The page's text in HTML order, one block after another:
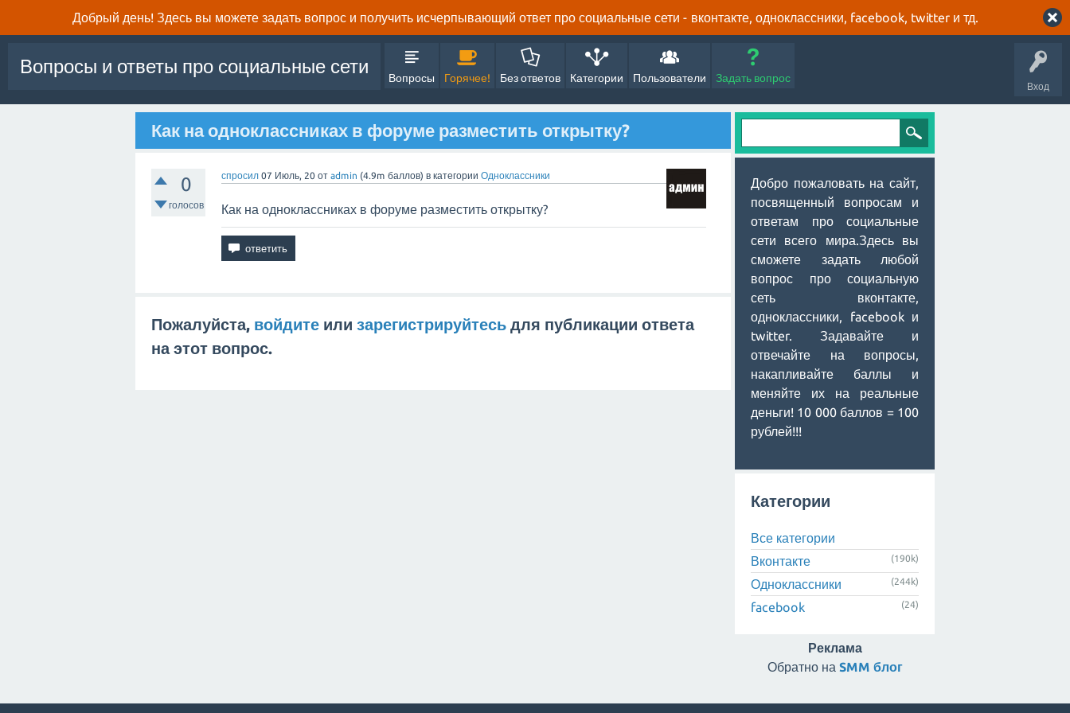
Добрый день! Здесь вы можете задать вопрос и получить исчерпывающий ответ про социальные сети - вконтакте, одноклассники, facebook, twitter и тд.
Вход
Вопросы и ответы про социальные сети
Вопросы Горячее! Без ответов Категории Пользователи Задать вопрос
Как на одноклассниках в форуме разместить открытку?
0
голосов
спросил 07 Июль, 20 от admin (4.9m баллов) в категории Одноклассники
Как на одноклассниках в форуме разместить открытку?
Пожалуйста, войдите или зарегистрируйтесь для публикации ответа
на этот вопрос.
Добро пожаловать на сайт,
посвященный вопросам и
ответам про социальные
сети всего мира.Здесь вы
сможете задать любой
вопрос про социальную
сеть вконтакте,
одноклассники, facebook и
twitter. Задавайте и
отвечайте на вопросы,
накапливайте баллы и
меняйте их на реальные
деньги! 10 000 баллов = 100
рублей!!!
Категории
Все категории
Вконтакте
(190k)
Одноклассники (244k)
facebook (24)
Реклама
Обратно на SMM блог